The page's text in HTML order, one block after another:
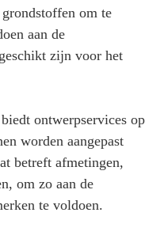
om te
aan de
zijn voor het
ontwerpservices op
worden aangepast
betreft afmetingen,
om zo aan de
te voldoen.